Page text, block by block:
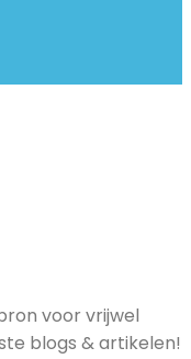
voor vrijwel
blogs & artikelen!